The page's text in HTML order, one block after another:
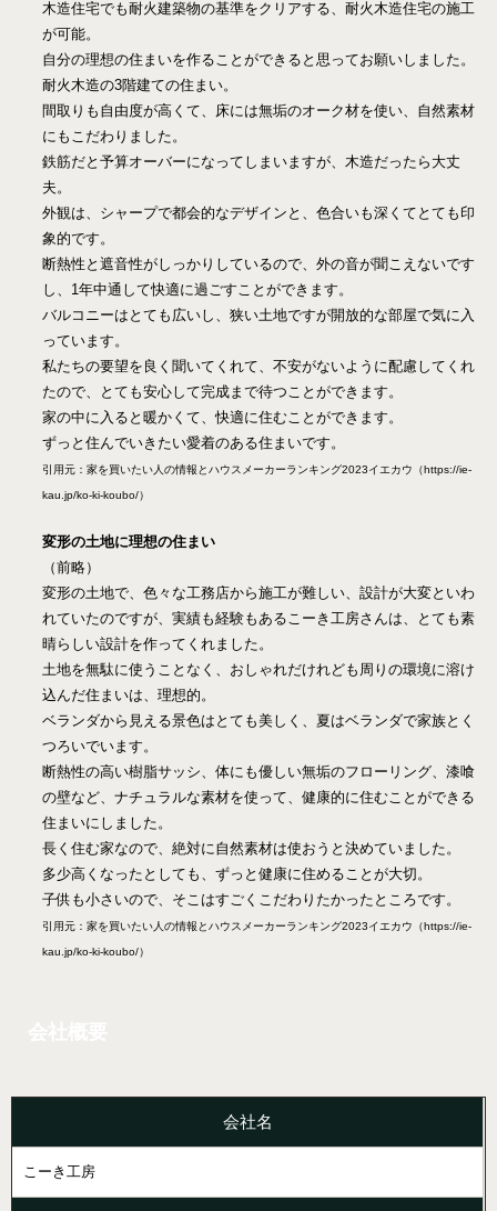
木造住宅でも耐火建築物の基準をクリアする、耐火木造住宅の施工
が可能。
自分の理想の住まいを作ることができると思ってお願いしました。
耐火木造の3階建ての住まい。
間取りも自由度が高くて、床には無垢のオーク材を使い、自然素材
にもこだわりました。
鉄筋だと予算オーバーになってしまいますが、木造だったら大丈
夫。
外観は、シャープで都会的なデザインと、色合いも深くてとても印
象的です。
断熱性と遮音性がしっかりしているので、外の音が聞こえないです
し、1年中通して快適に過ごすことができます。
バルコニーはとても広いし、狭い土地ですが開放的な部屋で気に入
っています。
私たちの要望を良く聞いてくれて、不安がないように配慮してくれ
たので、とても安心して完成まで待つことができます。
家の中に入ると暖かくて、快適に住むことができます。
ずっと住んでいきたい愛着のある住まいです。
引用元：家を買いたい人の情報とハウスメーカーランキング2023イエカウ（https://ie-
kau.jp/ko-ki-koubo/）
変形の土地に理想の住まい
（前略）
変形の土地で、色々な工務店から施工が難しい、設計が大変といわ
れていたのですが、実績も経験もあるこーき工房さんは、とても素
晴らしい設計を作ってくれました。
土地を無駄に使うことなく、おしゃれだけれども周りの環境に溶け
込んだ住まいは、理想的。
ベランダから見える景色はとても美しく、夏はベランダで家族とく
つろいでいます。
断熱性の高い樹脂サッシ、体にも優しい無垢のフローリング、漆喰
の壁など、ナチュラルな素材を使って、健康的に住むことができる
住まいにしました。
長く住む家なので、絶対に自然素材は使おうと決めていました。
多少高くなったとしても、ずっと健康に住めることが大切。
子供も小さいので、そこはすごくこだわりたかったところです。
引用元：家を買いたい人の情報とハウスメーカーランキング2023イエカウ（https://ie-
kau.jp/ko-ki-koubo/）
会社名
こーき工房